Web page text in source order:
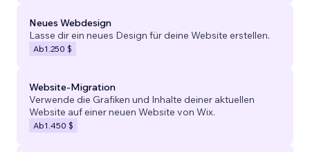
Neues Webdesign
Lasse dir ein neues Design für deine Website erstellen.
Ab1.250 $
Website-Migration
Verwende die Grafiken und Inhalte deiner aktuellen
Website auf einer neuen Website von Wix.
Ab1.450 $